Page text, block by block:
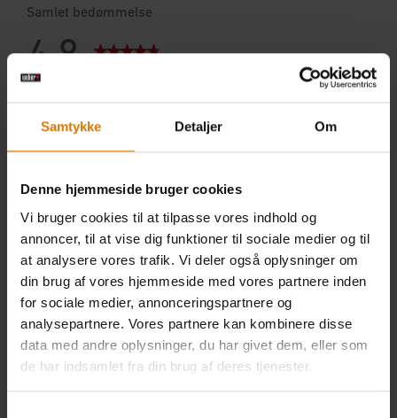
Samtykke Detaljer Om
Denne hjemmeside bruger cookies
Vi bruger cookies til at tilpasse vores indhold og
annoncer, til at vise dig funktioner til sociale medier og til
at analysere vores trafik. Vi deler også oplysninger om
din brug af vores hjemmeside med vores partnere inden
for sociale medier, annonceringspartnere og
analysepartnere. Vores partnere kan kombinere disse
data med andre oplysninger, du har givet dem, eller som
de har indsamlet fra din brug af deres tjenester.